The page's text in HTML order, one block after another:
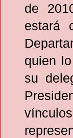
de
estará
quien
su